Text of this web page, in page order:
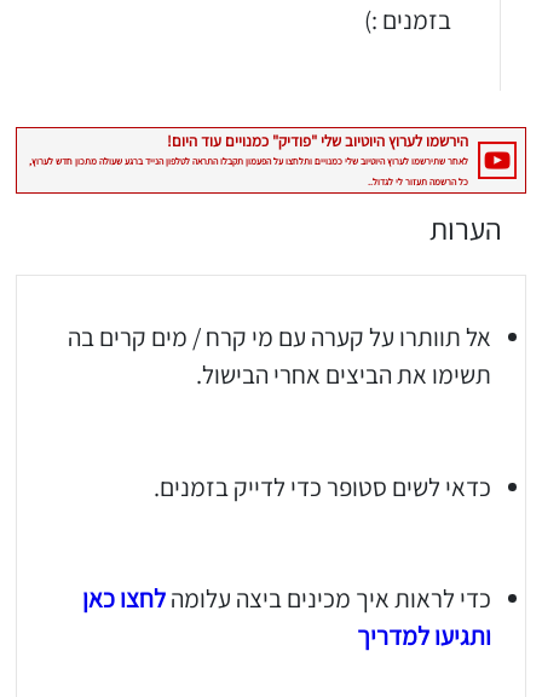
בזמנים :)
הערות
אל תוותרו על קערה עם מי קרח / מים קרים בה
תשימו את הביצים אחרי הבישול.
כדאי לשים סטופר כדי לדייק בזמנים.
כדי לראות איך מכינים ביצה עלומהלחצו כאן
ותגיעו למדריך